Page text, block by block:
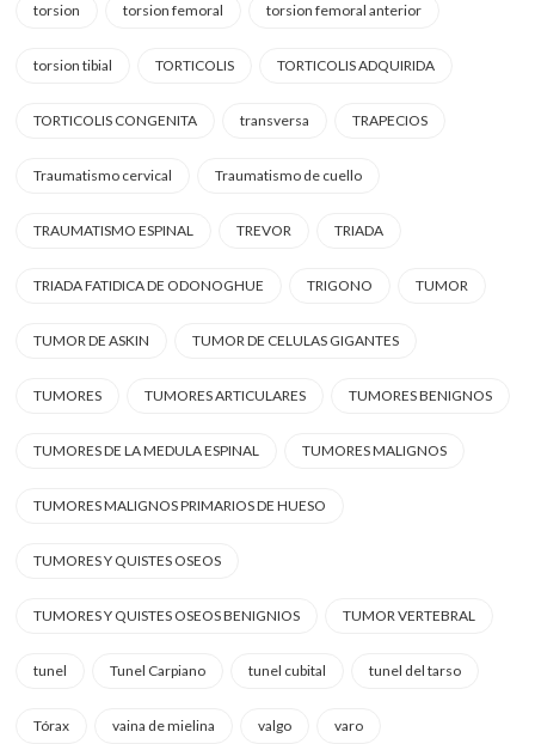
torsion torsion femoral torsion femoral anterior
torsion tibial TORTICOLIS TORTICOLIS ADQUIRIDA
TORTICOLIS CONGENITA transversa TRAPECIOS
Traumatismo cervical Traumatismo de cuello
TRAUMATISMO ESPINAL TREVOR TRIADA
TRIADA FATIDICA DE ODONOGHUE TRIGONO TUMOR
TUMOR DE ASKIN TUMOR DE CELULAS GIGANTES
TUMORES TUMORES ARTICULARES TUMORES BENIGNOS
TUMORES DE LA MEDULA ESPINAL TUMORES MALIGNOS
TUMORES MALIGNOS PRIMARIOS DE HUESO
TUMORES Y QUISTES OSEOS
TUMORES Y QUISTES OSEOS BENIGNIOS TUMOR VERTEBRAL
tunel Tunel Carpiano tunel cubital tunel del tarso
Tórax vaina de mielina valgo varo